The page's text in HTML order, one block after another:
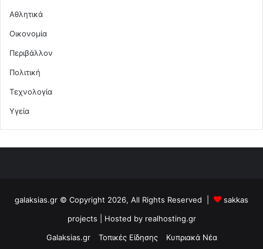
Αθλητικά
Οικονομία
Περιβάλλον
Πολιτική
Τεχνολογία
Υγεία
galaksias.gr © Copyright 2026, All Rights Reserved |
sakkas
projects | Hosted by realhosting.gr
Galaksias.gr
Τοπικές Είδησης Κυπριακά Νέα